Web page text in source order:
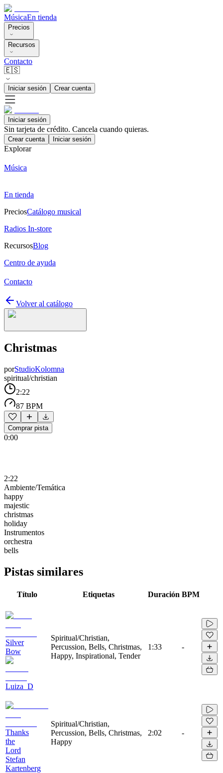
MúsicaEn tienda
Precios
Recursos
Contacto
🇪🇸
Iniciar sesión Crear cuenta
Iniciar sesión
Sin tarjeta de crédito. Cancela cuando quieras.
Crear cuenta Iniciar sesión
Explorar
Música
En tienda
PreciosCatálogo musical
Radios In-store
RecursosBlog
Centro de ayuda
Contacto
Volver al catálogo
Christmas
porStudioKolomna
spiritual/christian
2:22
87 BPM
Comprar pista
0:00
2:22
Ambiente/Temática
happy
majestic
christmas
holiday
Instrumentos
orchestra
bells
Pistas similares
Título Etiquetas Duración BPM
Silver
Bow
Luiza_D
Spiritual/Christian,
Percussion, Bells, Christmas,
Happy, Inspirational, Tender
1:33 -
Thanks
the
Lord
Stefan
Kartenberg
Spiritual/Christian,
Percussion, Bells, Christmas,
Happy
2:02 -